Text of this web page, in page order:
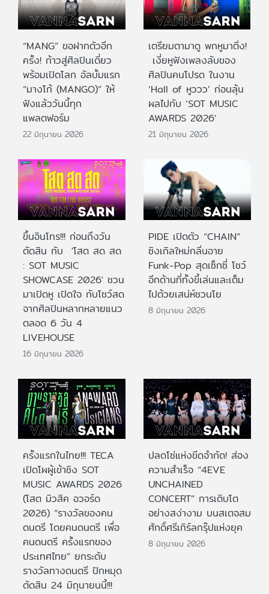
“MANG” ขอฝากตัวอีก
ครั้ง! ก้าวสู่ศิลปินเดี่ยว
พร้อมเปิดโลก อัลบั้มแรก
“มางโก้ (MANGO)” ให้
ฟังแล้ววันนี้ทุก
แพลตฟอร์ม
22 มิถุนายน 2026
เตรียมตามาดู พกหูมาติ่ง!
เงี่ยหูฟังเพลงลับของ
ศิลปินคนโปรด ในงาน
‘Hall of หูววว’ ก่อนลุ้น
ผลไปกับ ‘SOT MUSIC
AWARDS 2026’
21 มิถุนายน 2026
ขึ้นอินโทร!!! ก่อนถึงวัน
ตัดสิน กับ 'โสต สด สด
: SOT MUSIC
SHOWCASE 2026' ชวน
มาเปิดหู เปิดใจ กับโชว์สด
จากศิลปินหลากหลายแนว
ตลอด 6 วัน 4
LIVEHOUSE
16 มิถุนายน 2026
PIDE เปิดตัว “CHAIN”
ซิงเกิลใหม่กลิ่นอาย
Funk-Pop สุดเซ็กซี่ โชว์
อีกด้านที่ทั้งขี้เล่นและเต็ม
ไปด้วยเสน่ห์ชวนโย
8 มิถุนายน 2026
ครั้งแรกในไทย!!! TECA
เปิดโผผู้เข้าชิง SOT
MUSIC AWARDS 2026
(โสต มิวสิค อวอร์ด
2026) “รางวัลของคน
ดนตรี โดยคนดนตรี เพื่อ
คนดนตรี ครั้งแรกของ
ประเทศไทย” ยกระดับ
รางวัลทางดนตรี ปักหมุด
ตัดสิน 24 มิถุนายนนี้!!!
ปลดโซ่แห่งขีดจำกัด! ส่อง
ความสำเร็จ “4EVE
UNCHAINED
CONCERT” การเติบโต
อย่างสง่างาม บนสเตจสม
ศักดิ์ศรีเกิร์ลกรุ๊ปแห่งยุค
8 มิถุนายน 2026